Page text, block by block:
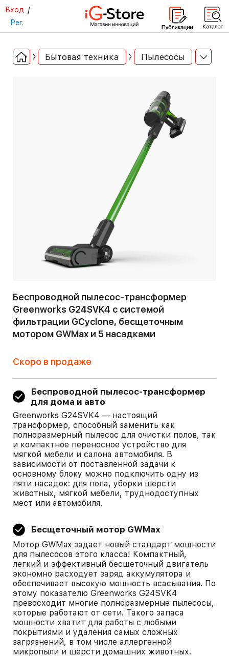
Вход /
Рег.
Бытовая техника Пылесосы
Беспроводной пылесос-трансформер
Greenworks G24SVK4 c системой
фильтрации GCyclone, бесщеточным
мотором GWMax и 5 насадками
Скоро в продаже
Беспроводной пылесос-трансформер
для дома и авто
Greenworks G24SVK4 — настоящий
трансформер, способный заменить как
полноразмерный пылесос для очистки полов, так
и компактное переносное устройство для
мягкой мебели и салона автомобиля. В
зависимости от поставленной задачи к
основному блоку можно подключить одну из
пяти насадок: для пола, уборки шерсти
животных, мягкой мебели, труднодоступных
мест или автомобиля.
Бесщеточный мотор GWMax
Мотор GWMax задает новый стандарт мощности
для пылесосов этого класса! Компактный,
легкий и эффективный бесщеточный двигатель
экономно расходует заряд аккумулятора и
обеспечивает высокую мощность всасывания. По
этому показателю Greenworks G24SVK4
превосходит многие полноразмерные пылесосы,
которые работают от сети. Такого запаса
мощности хватит для работы с любыми
покрытиями и удаления самых сложных
загрязнений, в том числе аллергенной
микропыли и шерсти домашних животных.